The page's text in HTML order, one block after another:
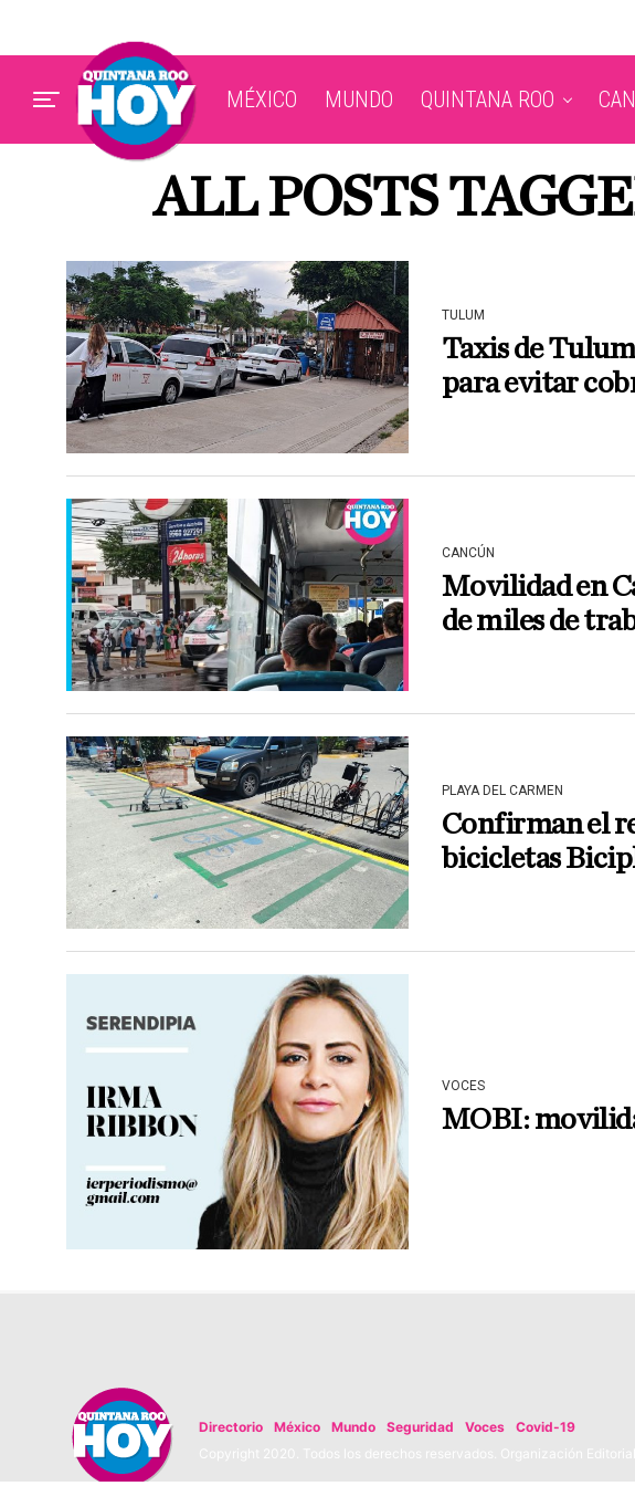
MÉXICO MUNDO QUINTANA ROO
ALL POSTS
TULUM
Taxis de
para evitar
CANCÚN
Movilidad en
de miles de
PLAYA DEL CARMEN
Confirman el
bicicletas
VOCES
MOBI:
Directorio México Mundo Seguridad Voces
Covid-19